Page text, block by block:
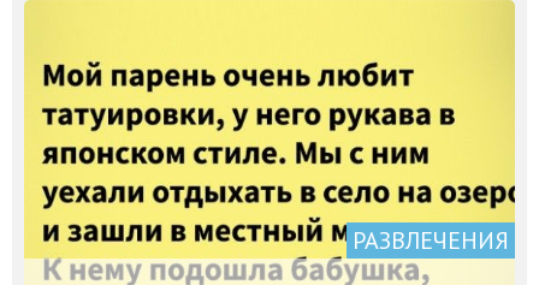
РАЗВЛЕЧЕНИЯ